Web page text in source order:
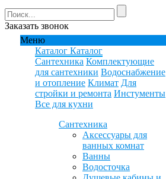
Заказать звонок
Меню
Каталог Каталог
Сантехника Комплектующие
для сантехники Водоснабжение
и отопление Климат Для
стройки и ремонта Инстументы
Все для кухни
Сантехника
Аксессуары для
ванных комнат
Ванны
Водосточка